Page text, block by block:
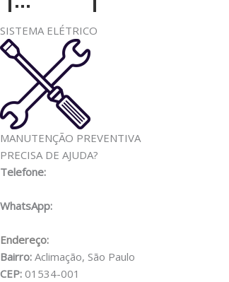
SISTEMA ELÉTRICO
MANUTENÇÃO PREVENTIVA
PRECISA DE AJUDA?
Telefone:
WhatsApp:
Endereço:
Bairro: Aclimação, São Paulo
CEP: 01534-001